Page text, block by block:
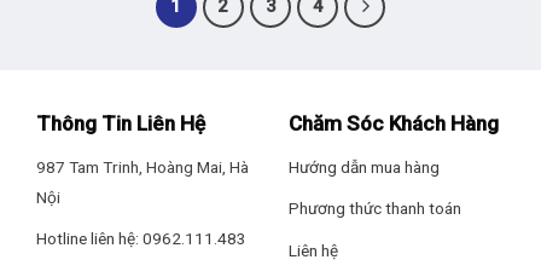
1 2 3 4
Thông Tin Liên Hệ
987 Tam Trinh, Hoàng Mai, Hà
Nội
Hotline liên hệ: 0962.111.483
Chăm Sóc Khách Hàng
Hướng dẫn mua hàng
Phương thức thanh toán
Liên hệ